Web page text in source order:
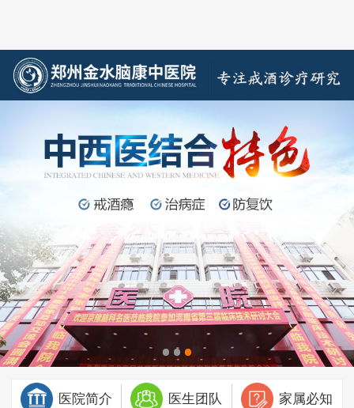
医院简介 医生团队 家属必知